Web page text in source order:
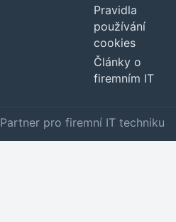
Pravidla
používání
cookies
Články o
firemním IT
Partner pro firemní IT techniku